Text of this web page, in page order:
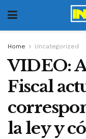
Home Uncategorized
VIDEO:
Fiscal
la ley y